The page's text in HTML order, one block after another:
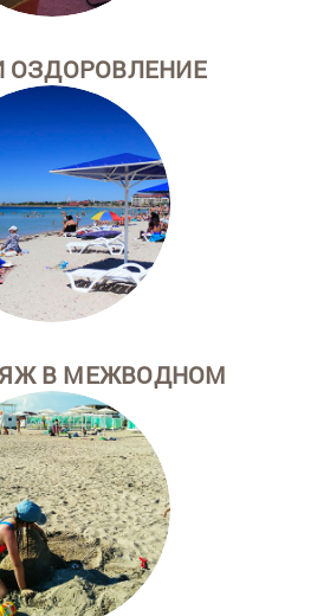
ОЗДОРОВЛЕНИЕ
В МЕЖВОДНОМ